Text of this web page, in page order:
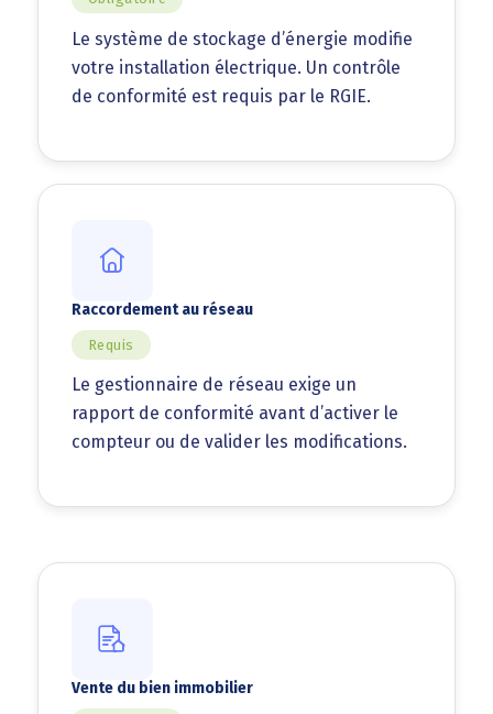
Le système de stockage d’énergie modifie
votre installation électrique. Un contrôle
de conformité est requis par le RGIE.
Raccordement au réseau
Requis
Le gestionnaire de réseau exige un
rapport de conformité avant d’activer le
compteur ou de valider les modifications.
Vente du bien immobilier